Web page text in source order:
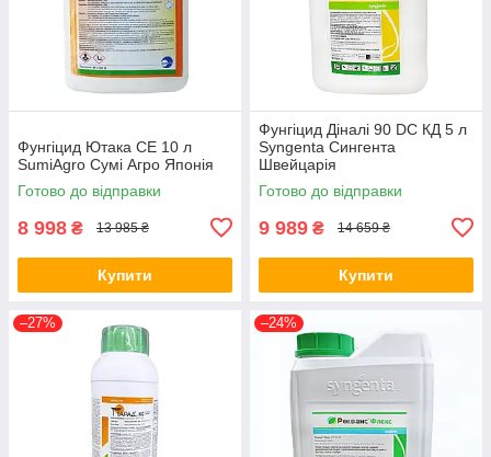
Фунгіцид Ютака СЕ 10 л
SumiAgro Сумі Агро Японія
Готово до відправки
8 998 ₴ 13 985 ₴
Купити
Фунгіцид Діналі 90 DC КД 5 л
Syngenta Сингента
Швейцарія
Готово до відправки
9 989 ₴ 14 659 ₴
Купити
–27% –24%